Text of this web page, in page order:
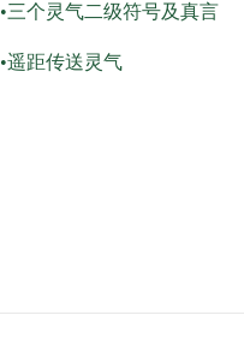
•三个灵气二级符号及真言
•遥距传送灵气